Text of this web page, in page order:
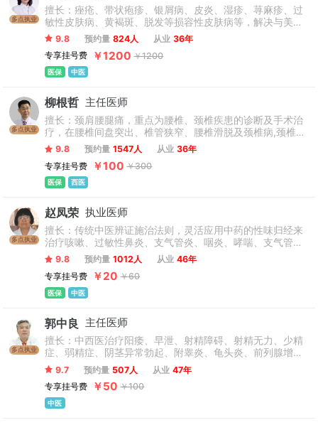
多点执业
擅长：痤疮、带状疱疹、银屑病、皮炎、湿疹、荨麻疹、过
敏性皮肤病、黄褐斑、脱发等损容性皮肤病等，解决与美容
有关的皮肤问题。单次会诊费初诊1200元、复诊500元，每
次不少于3位专家。
9.8 预约量 824人 从业 36年
专享挂号费
￥1200 ￥1200
医保 中医
多点执业
柳根哲 主任医师
擅长：颈肩腰腿痛，重点为腰椎、颈椎疾患的诊断及手术治
疗，在腰椎间盘突出、椎管狭窄、腰椎滑脱及颈椎病,颈椎管
狭窄，颈椎间盘突出,脊柱畸形，脊柱翻修、脊柱骨折脱位，
脊髓损伤,脊柱脊髓肿瘤；采用微创技术，脊柱内窥镜、低温
等离子射频消融术及胸、腰椎椎体压缩骨折经皮椎体成形
术，微创治疗脊柱疾患具有强势。介入、微创、手术治疗的
9.8 预约量 1547人 从业 36年
专享挂号费
￥100 ￥300
医保 西医
多点执业
赵凤荣 执业医师
擅长：传统中医辨证施治法则，灵活应用中药的性味归经来
治疗咳嗽、过敏性鼻炎、支气管炎、咽炎、哮喘、支气管扩
张、慢性阻塞性肺病、尘肺病、肺大泡、间质性肺炎、肺结
节、肺纤维化、晚期肺癌、糖尿病及糖尿病并发症等常见
病、多发病。
9.8 预约量 1012人 从业 46年
专享挂号费
￥20 ￥60
医保 中医
多点执业
郭中良 主任医师
擅长：中西医治疗阳痿、早泄、射精障碍、射精无力、少精
症、弱精症、阴茎异常勃起、附睾炎、龟头炎、前列腺增
生、前列腺炎、前列腺结石、前列腺肿瘤等泌尿外科疾病。
9.7 预约量 507人 从业 47年
专享挂号费
￥50 ￥100
中医